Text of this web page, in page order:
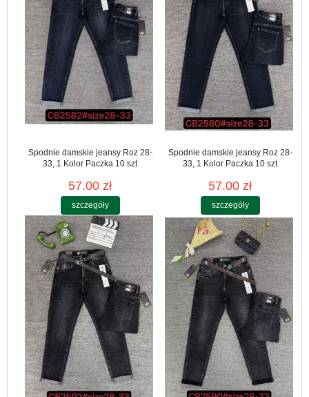
Spodnie damskie jeansy Roz 28-
33, 1 Kolor Paczka 10 szt
57.00 zł
szczegóły
Spodnie damskie jeansy Roz 28-
33, 1 Kolor Paczka 10 szt
57.00 zł
szczegóły